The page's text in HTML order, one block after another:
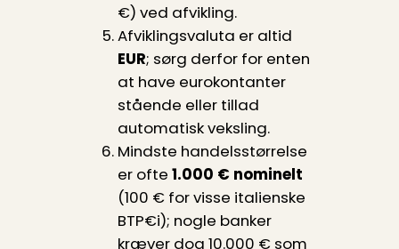
€) ved afvikling.
Afviklings­valuta er altid
EUR; sørg derfor for enten
at have eurokontanter
stående eller tillad
automatisk veksling.
Mindste handelsstørrelse
er ofte 1.000 € nominelt
(100 € for visse italienske
BTP€i); nogle banker
kræver dog 10.000 € som